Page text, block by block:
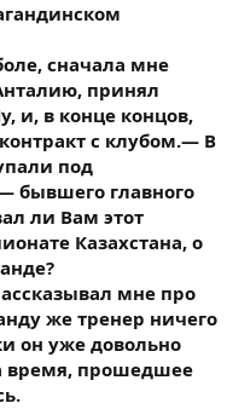
сначала мне
принял
и, в конце концов,
с клубом.— В
под
бывшего главного
ли Вам этот
Казахстана, о
мне про
же тренер ничего
он уже довольно
время, прошедшее